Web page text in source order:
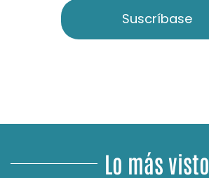
Suscríbase
Lo más visto